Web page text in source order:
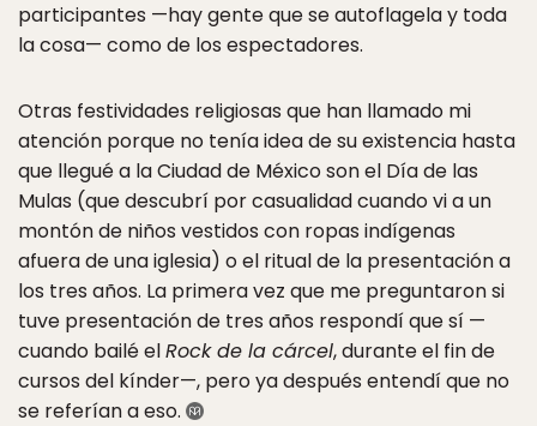
participantes —hay gente que se autoflagela y toda
la cosa— como de los espectadores.
Otras festividades religiosas que han llamado mi
atención porque no tenía idea de su existencia hasta
que llegué a la Ciudad de México son el Día de las
Mulas (que descubrí por casualidad cuando vi a un
montón de niños vestidos con ropas indígenas
afuera de una iglesia) o el ritual de la presentación a
los tres años. La primera vez que me preguntaron si
tuve presentación de tres años respondí que sí —
cuando bailé elRock de la cárcel, durante el fin de
cursos del kínder—, pero ya después entendí que no
se referían a eso.